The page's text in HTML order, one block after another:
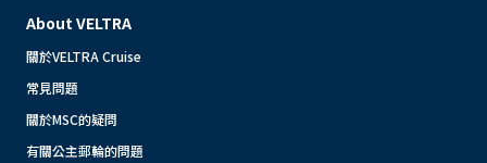
About VELTRA
關於VELTRA Cruise
常見問題
關於MSC的疑問
有關公主郵輪的問題